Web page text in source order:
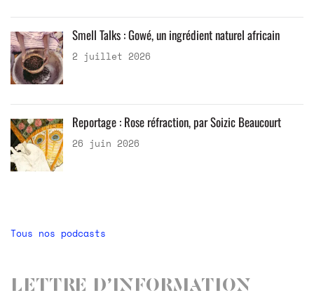
Smell Talks : Gowé, un ingrédient naturel africain
2 juillet 2026
Reportage : Rose réfraction, par Soizic Beaucourt
26 juin 2026
Tous nos podcasts
Lettre d’information